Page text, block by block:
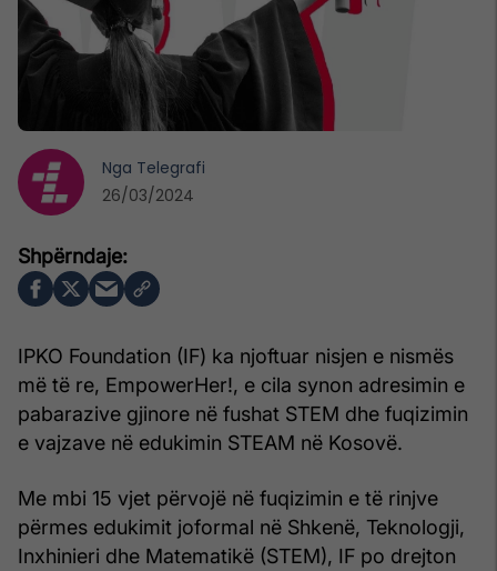
IPKO Foundation (IF) ka njoftuar nisjen e nismës
më të re, EmpowerHer!, e cila synon adresimin e
pabarazive gjinore në fushat STEM dhe fuqizimin
e vajzave në edukimin STEAM në Kosovë.
Me mbi 15 vjet përvojë në fuqizimin e të rinjve
përmes edukimit joformal në Shkenë, Teknologji,
Inxhinieri dhe Matematikë (STEM), IF po drejton
Nga Telegrafi
26/03/2024